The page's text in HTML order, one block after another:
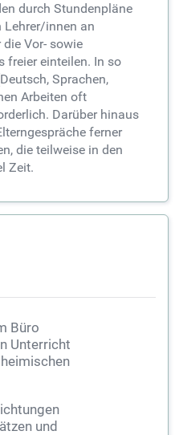
durch Stundenpläne
Lehrer/innen an
Vor- sowie
freier einteilen. In so
Sprachen,
Arbeiten oft
Darüber hinaus
ferner
die teilweise in den
Zeit.
Büro
Unterricht
und